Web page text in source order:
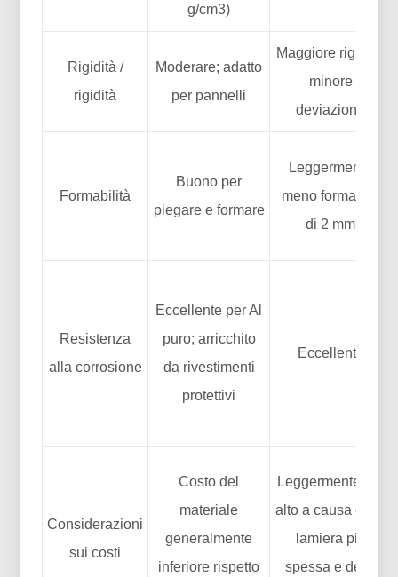
g/cm3)
Rigidità /
rigidità
Moderare; adatto
per pannelli
Maggiore rigidità;
minore
deviazione
Formabilità
Buono per
piegare e formare
Leggermente
meno formabile
di 2 mm
Resistenza
alla corrosione
Eccellente per Al
puro; arricchito
da rivestimenti
protettivi
Eccellente
Considerazioni
sui costi
Costo del
materiale
generalmente
inferiore rispetto
Leggermente più
alto a causa della
lamiera più
spessa e della